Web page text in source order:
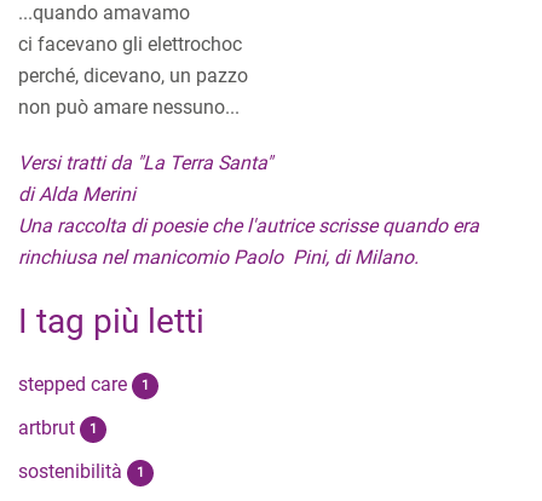
...quando amavamo
ci facevano gli elettrochoc
perché, dicevano, un pazzo
non può amare nessuno...
Versi tratti da "La Terra Santa"
di Alda Merini
Una raccolta di poesie che l'autrice scrisse quando era
rinchiusa nel manicomio Paolo Pini, di Milano.
I tag più letti
stepped care 1
artbrut 1
sostenibilità 1